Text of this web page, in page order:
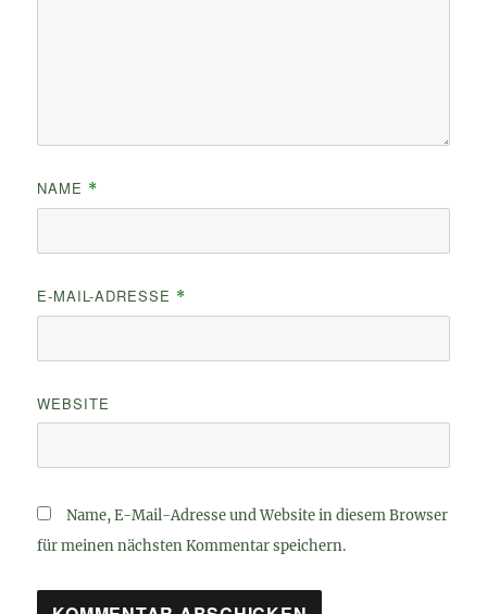
NAME *
E-MAIL-ADRESSE *
WEBSITE
Name, E-Mail-Adresse und Website in diesem Browser
für meinen nächsten Kommentar speichern.